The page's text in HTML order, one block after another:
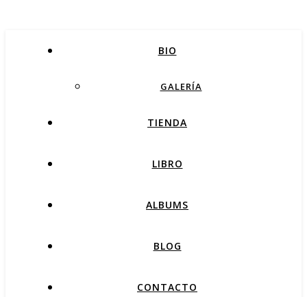
BIO
GALERÍA
TIENDA
LIBRO
ALBUMS
BLOG
CONTACTO